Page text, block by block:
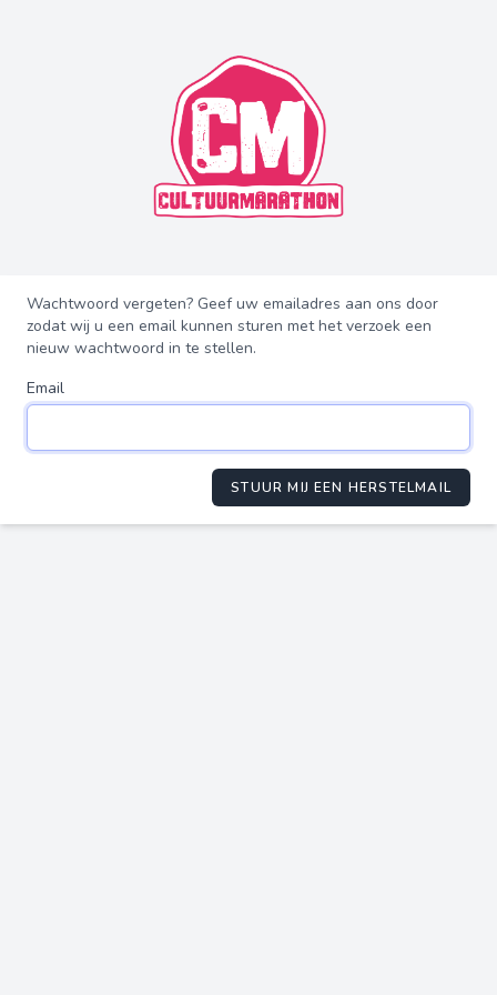
Wachtwoord vergeten? Geef uw emailadres aan ons door
zodat wij u een email kunnen sturen met het verzoek een
nieuw wachtwoord in te stellen.
Email
STUUR MIJ EEN HERSTELMAIL